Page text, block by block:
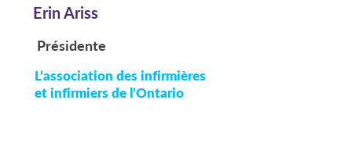
Erin Ariss
Présidente
L’association des infirmières
et infirmiers de l’Ontario